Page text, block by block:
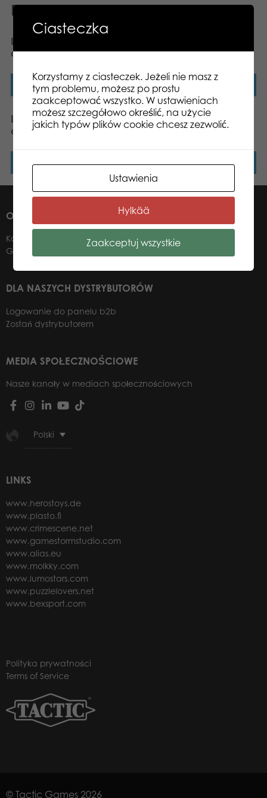
Podobne produkty
Lumo Stars Lynx Aurora
classic plush
Dowiedz się więcej
Mini
Dowiedz się więcej
Lumo Stars Dog Wuff
classic plush
Dowiedz się więcej
Lumo Stars Wolf Woody
classic plush
Dowiedz się więcej
O NAS
Kontakt
Gdzie kupić?
DLA NASZYCH DYSTRYBUTORÓW
Logowanie do panelu b2b
Zostań dystrybutorem
MEDIA SPOŁECZNOŚCIOWE
Nasze kanały w mediach społecznościowych
Polski
LINKS
www.herostoys.de
www.plasto.fi
www.crimescene.net
www.gamestormstudio.com
www.alias.eu
www.molkky.com
www.lumostars.com
www.puzzlelovers.net
www.bexsport.com
Polityka prywatności
Terms of Service
© Tactic Games 2026
Ciasteczka
Korzystamy z ciasteczek. Jeżeli nie masz z
tym problemu, możesz po prostu
zaakceptować wszystko. W ustawieniach
możesz szczegółowo określić, na użycie
jakich typów plików cookie chcesz zezwolić.
Ustawienia
Hylkää
Zaakceptuj wszystkie